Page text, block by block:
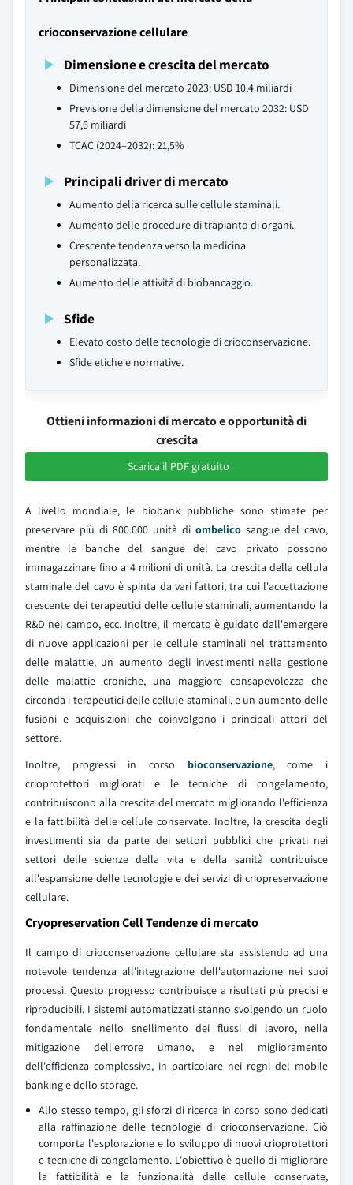
crioconservazione cellulare
Dimensione e crescita del mercato
Dimensione del mercato 2023: USD 10,4 miliardi
Previsione della dimensione del mercato 2032: USD
57,6 miliardi
TCAC (2024–2032): 21,5%
Principali driver di mercato
Aumento della ricerca sulle cellule staminali.
Aumento delle procedure di trapianto di organi.
Crescente tendenza verso la medicina
personalizzata.
Aumento delle attività di biobancaggio.
Sfide
Elevato costo delle tecnologie di crioconservazione.
Sfide etiche e normative.
Ottieni informazioni di mercato e opportunità di
crescita
Scarica il PDF gratuito
A livello mondiale, le biobank pubbliche sono stimate per
preservare più di 800.000 unità di ombelico sangue del cavo,
mentre le banche del sangue del cavo privato possono
immagazzinare fino a 4 milioni di unità. La crescita della cellula
staminale del cavo è spinta da vari fattori, tra cui l'accettazione
crescente dei terapeutici delle cellule staminali, aumentando la
R&D nel campo, ecc. Inoltre, il mercato è guidato dall'emergere
di nuove applicazioni per le cellule staminali nel trattamento
delle malattie, un aumento degli investimenti nella gestione
delle malattie croniche, una maggiore consapevolezza che
circonda i terapeutici delle cellule staminali, e un aumento delle
fusioni e acquisizioni che coinvolgono i principali attori del
settore.
Inoltre, progressi in corso bioconservazione, come i
crioprotettori migliorati e le tecniche di congelamento,
contribuiscono alla crescita del mercato migliorando l'efficienza
e la fattibilità delle cellule conservate. Inoltre, la crescita degli
investimenti sia da parte dei settori pubblici che privati nei
settori delle scienze della vita e della sanità contribuisce
all'espansione delle tecnologie e dei servizi di criopreservazione
cellulare.
Cryopreservation Cell Tendenze di mercato
Il campo di crioconservazione cellulare sta assistendo ad una
notevole tendenza all'integrazione dell'automazione nei suoi
processi. Questo progresso contribuisce a risultati più precisi e
riproducibili. I sistemi automatizzati stanno svolgendo un ruolo
fondamentale nello snellimento dei flussi di lavoro, nella
mitigazione dell'errore umano, e nel miglioramento
dell'efficienza complessiva, in particolare nei regni del mobile
banking e dello storage.
Allo stesso tempo, gli sforzi di ricerca in corso sono dedicati
alla raffinazione delle tecnologie di crioconservazione. Ciò
comporta l'esplorazione e lo sviluppo di nuovi crioprotettori
e tecniche di congelamento. L'obiettivo è quello di migliorare
la fattibilità e la funzionalità delle cellule conservate,